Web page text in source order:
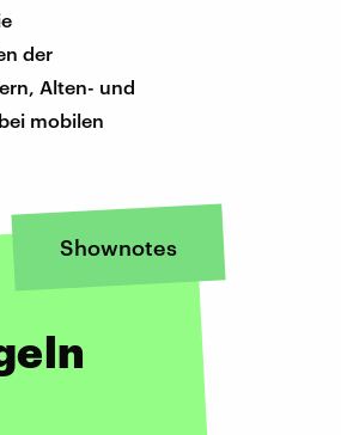
der
Alten- und
mobilen
Shownotes